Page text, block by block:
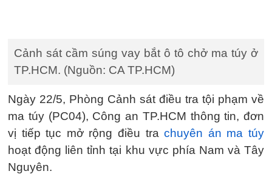
Cảnh sát cầm súng vay bắt ô tô chở ma túy ở
TP.HCM. (Nguồn: CA TP.HCM)
Ngày 22/5, Phòng Cảnh sát điều tra tội phạm về
ma túy (PC04), Công an TP.HCM thông tin, đơn
vị tiếp tục mở rộng điều trachuyên án ma túy
hoạt động liên tỉnh tại khu vực phía Nam và Tây
Nguyên.